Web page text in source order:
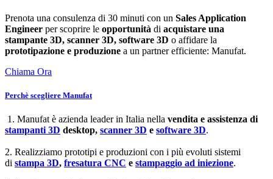
Prenota una consulenza di 30 minuti con un Sales Application
Engineer per scoprire le opportunità di acquistare una
stampante 3D, scanner 3D, software 3D o affidare la
prototipazione e produzione a un partner efficiente: Manufat.
Chiama Ora
Perchè scegliere Manufat
1. Manufat è azienda leader in Italia nella vendita e assistenza di
stampanti 3D desktop, scanner 3D e software 3D.
2. Realizziamo prototipi e produzioni con i più evoluti sistemi
di stampa 3D, fresatura CNC e stampaggio ad iniezione.